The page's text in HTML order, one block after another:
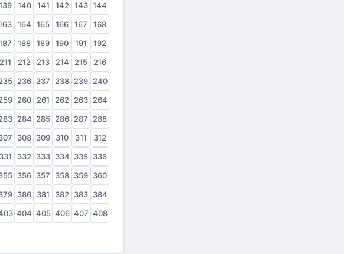
140 141 142 143 144
164 165 166 167
168
188 189 190 191
192
211 212 213 214 215
216
236 237 238 239 240
260 261 262 263 264
284 285 286 287
288
308 309 310 311
312
331 332 333 334 335 336
356 357 358 359 360
380 381 382 383 384
404 405 406 407 408